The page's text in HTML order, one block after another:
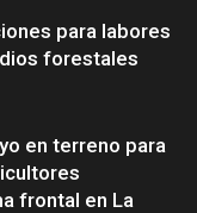
para labores
forestales
en terreno para
frontal en La